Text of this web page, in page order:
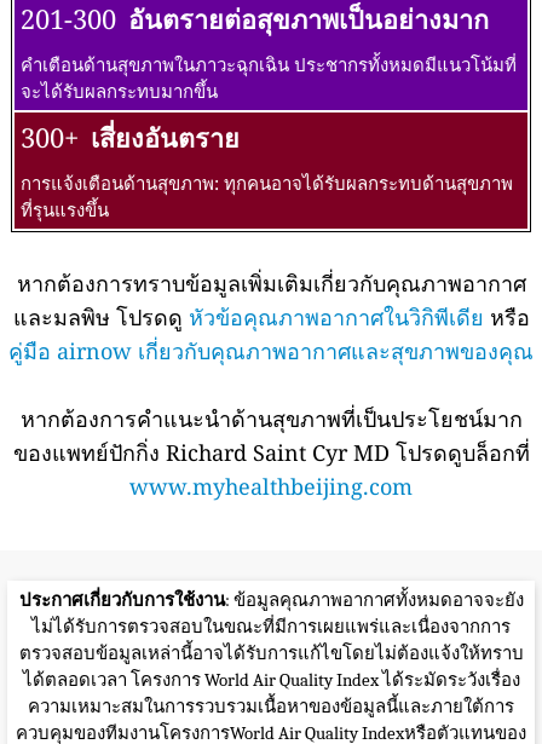
201-300 อันตรายต่อสุขภาพเป็นอย่างมาก
คำเตือนด้านสุขภาพในภาวะฉุกเฉิน ประชากรทั้งหมดมีแนวโน้มที่
จะได้รับผลกระทบมากขึ้น
300+ เสี่ยงอันตราย
การแจ้งเตือนด้านสุขภาพ: ทุกคนอาจได้รับผลกระทบด้านสุขภาพ
ที่รุนแรงขึ้น
หากต้องการทราบข้อมูลเพิ่มเติมเกี่ยวกับคุณภาพอากาศ
และมลพิษ โปรดดู หัวข้อคุณภาพอากาศในวิกิพีเดีย หรือ
คู่มือ airnow เกี่ยวกับคุณภาพอากาศและสุขภาพของคุณ
หากต้องการคำแนะนำด้านสุขภาพที่เป็นประโยชน์มาก
ของแพทย์ปักกิ่ง Richard Saint Cyr MD โปรดดูบล็อกที่
www.myhealthbeijing.com
ประกาศเกี่ยวกับการใช้งาน: ข้อมูลคุณภาพอากาศทั้งหมดอาจจะยัง
ไม่ได้รับการตรวจสอบในขณะที่มีการเผยแพร่และเนื่องจากการ
ตรวจสอบข้อมูลเหล่านี้อาจได้รับการแก้ไขโดยไม่ต้องแจ้งให้ทราบ
ได้ตลอดเวลา โครงการ World Air Quality Index ได้ระมัดระวังเรื่อง
ความเหมาะสมในการรวบรวมเนื้อหาของข้อมูลนี้และภายใต้การ
ควบคุมของทีมงานโครงการWorld Air Quality Indexหรือตัวแทนของ